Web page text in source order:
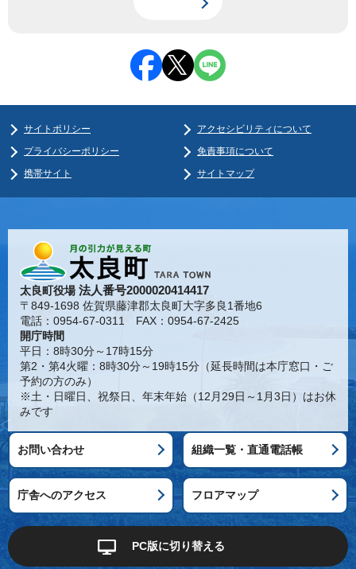
サイトポリシー
アクセシビリティについて
プライバシーポリシー
免責事項について
携帯サイト
サイトマップ
太良町役場法人番号2000020414417
〒849-1698 佐賀県藤津郡太良町大字多良1番地6
電話：0954-67-0311 FAX：0954-67-2425
開庁時間
平日：8時30分～17時15分
第2・第4火曜：8時30分～19時15分（延長時間は本庁窓口・ご
予約の方のみ）
※土・日曜日、祝祭日、年末年始（12月29日～1月3日）はお休
みです
お問い合わせ 組織一覧・直通電話帳
庁舎へのアクセス フロアマップ
PC版に切り替える